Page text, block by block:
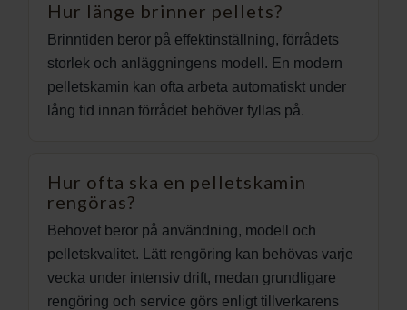
Hur länge brinner pellets?
Brinntiden beror på effektinställning, förrådets
storlek och anläggningens modell. En modern
pelletskamin kan ofta arbeta automatiskt under
lång tid innan förrådet behöver fyllas på.
Hur ofta ska en pelletskamin
rengöras?
Behovet beror på användning, modell och
pelletskvalitet. Lätt rengöring kan behövas varje
vecka under intensiv drift, medan grundligare
rengöring och service görs enligt tillverkarens